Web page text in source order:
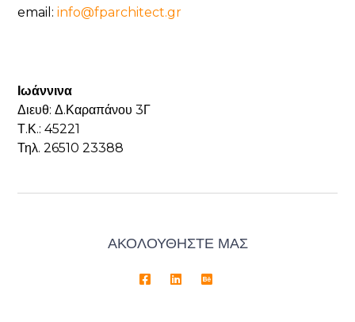
email:info@fparchitect.gr
Ιωάννινα
Διευθ: Δ.Καραπάνου 3Γ
Τ.Κ.: 45221
Τηλ. 26510 23388
ΑΚΟΛΟΥΘΗΣΤΕ ΜΑΣ